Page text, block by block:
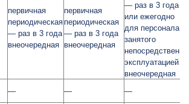
первичная
периодическая
— раз в 3 года
внеочередная
первичная
периодическая
— раз в 3 года
внеочередная
— раз в 3 года
или ежегодно
для персонала,
занятого
непосредственно
эксплуатацией
внеочередная
— —
—